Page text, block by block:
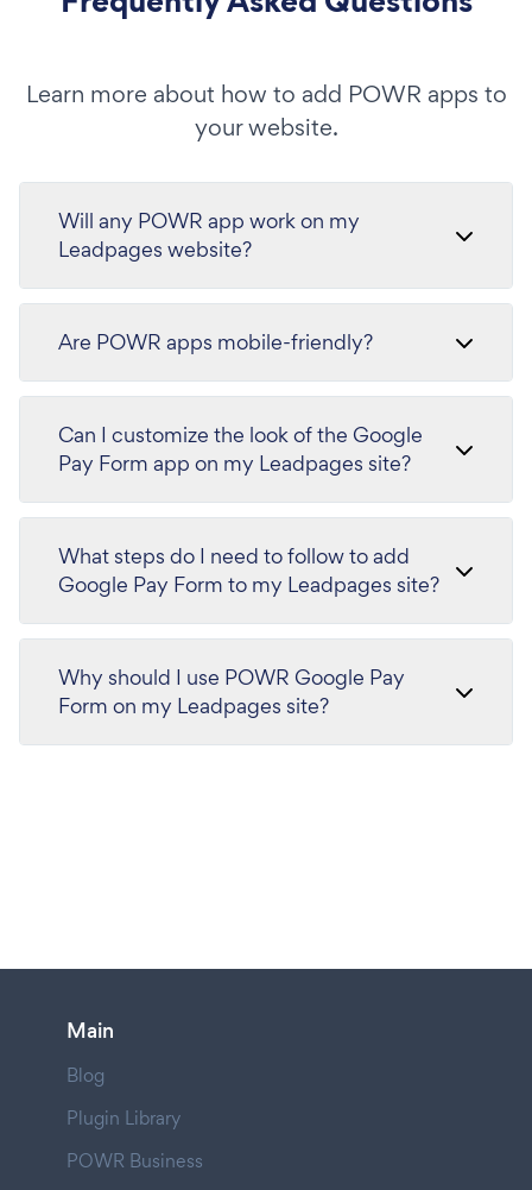
Learn more about how to add POWR apps to
your website.
Will any POWR app work on my
Leadpages website?
Are POWR apps mobile-friendly?
Can I customize the look of the Google
Pay Form app on my Leadpages site?
What steps do I need to follow to add
Google Pay Form to my Leadpages site?
Why should I use POWR Google Pay
Form on my Leadpages site?
Main
Blog
Plugin Library
POWR Business